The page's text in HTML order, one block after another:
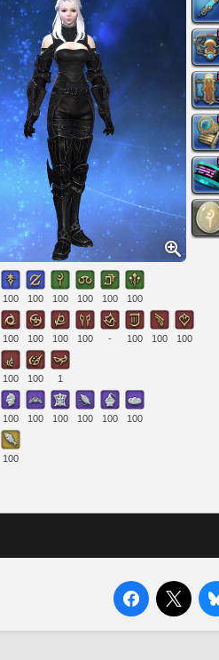
100 100 100 100 100 100
100 100 100 100 - 100 100 100
100 100 1
100 100 100 100 100 100
100